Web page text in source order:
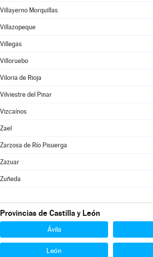
Villayerno Morquillas
Villazopeque
Villegas
Villoruebo
Viloria de Rioja
Vilviestre del Pinar
Vizcaínos
Zael
Zarzosa de Río Pisuerga
Zazuar
Zuñeda
Provincias de Castilla y León
Ávila
León